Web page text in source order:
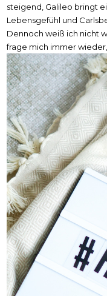
steigend, Galileo bringt
Lebensgefühl und
Dennoch weiß ich nicht
frage mich immer